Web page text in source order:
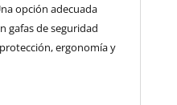
opción adecuada
gafas de seguridad
ergonomía y